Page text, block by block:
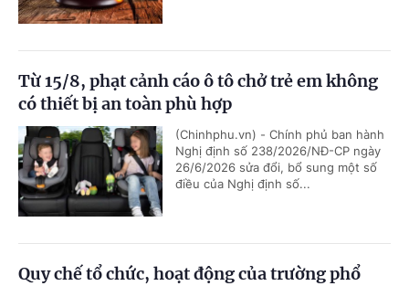
Từ 15/8, phạt cảnh cáo ô tô chở trẻ em không
có thiết bị an toàn phù hợp
(Chinhphu.vn) - Chính phủ ban hành
Nghị định số 238/2026/NĐ-CP ngày
26/6/2026 sửa đổi, bổ sung một số
điều của Nghị định số...
Quy chế tổ chức, hoạt động của trường phổ